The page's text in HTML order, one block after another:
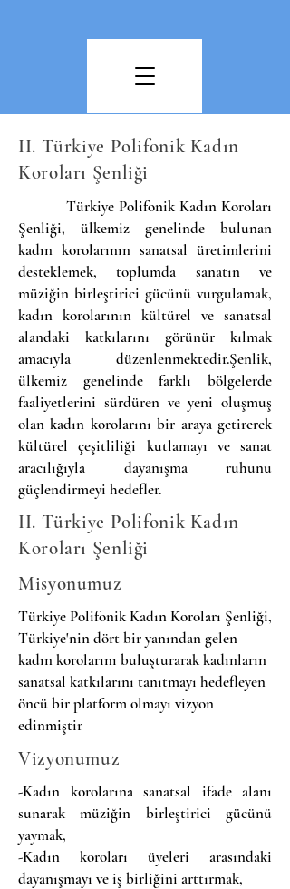
II. Türkiye Polifonik Kadın
Koroları Şenliği
Türkiye Polifonik Kadın Koroları
Şenliği, ülkemiz genelinde bulunan
kadın korolarının sanatsal üretimlerini
desteklemek, toplumda sanatın ve
müziğin birleştirici gücünü vurgulamak,
kadın korolarının kültürel ve sanatsal
alandaki katkılarını görünür kılmak
amacıyla düzenlenmektedir.​Şenlik,
ülkemiz genelinde farklı bölgelerde
faaliyetlerini sürdüren ve yeni oluşmuş
olan kadın korolarını bir araya getirerek
kültürel çeşitliliği kutlamayı ve sanat
aracılığıyla dayanışma ruhunu
güçlendirmeyi hedefler.​
II. Türkiye Polifonik Kadın
Koroları Şenliği
Misyonumuz
Türkiye Polifonik Kadın Koroları Şenliği,
Türkiye'nin dört bir yanından gelen
kadın korolarını buluşturarak kadınların
sanatsal katkılarını tanıtmayı hedefleyen
öncü bir platform olmayı vizyon
edinmiştir
Vizyonumuz
-Kadın korolarına sanatsal ifade alanı
sunarak müziğin birleştirici gücünü
yaymak,
-Kadın koroları üyeleri arasındaki
dayanışmayı ve iş birliğini arttırmak,